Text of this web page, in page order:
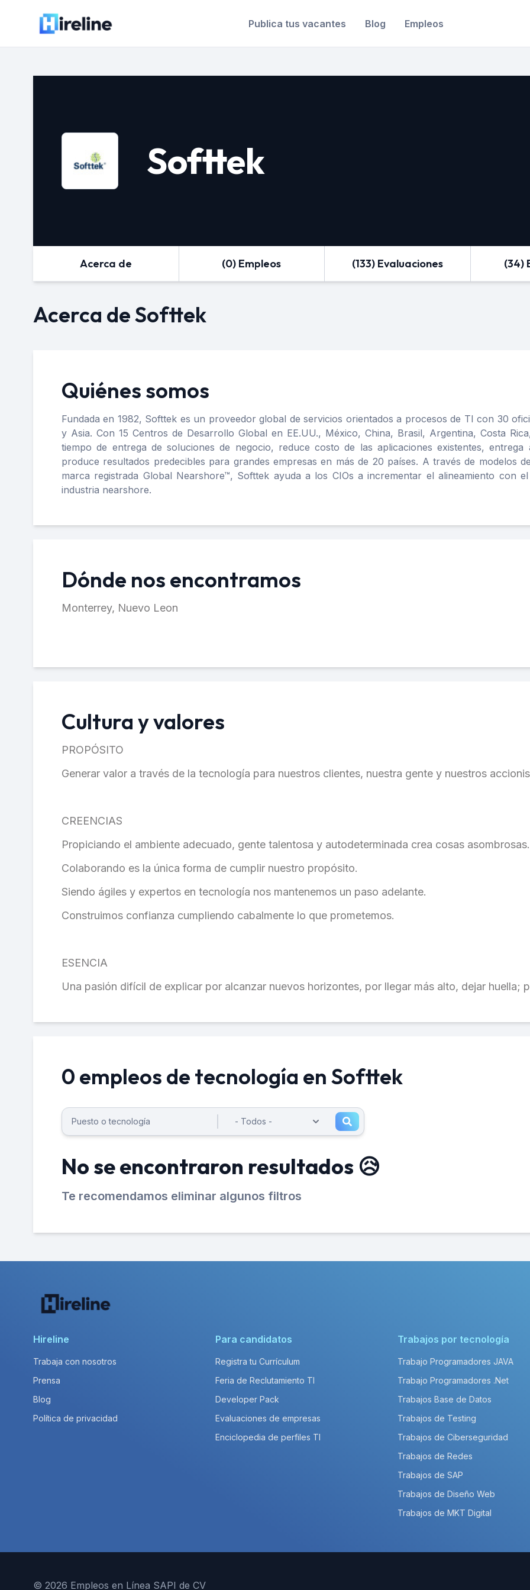
Publica tus vacantes Blog Empleos
Softtek
Acerca de (0) Empleos (133) Evaluaciones (34)
Acerca de Softtek
Quiénes somos
Fundada en 1982, Softtek es un proveedor global de servicios orientados a procesos de TI con 30
y Asia. Con 15 Centros de Desarrollo Global en EE.UU., México, China, Brasil, Argentina, Costa
tiempo de entrega de soluciones de negocio, reduce costo de las aplicaciones existentes,
produce resultados predecibles para grandes empresas en más de 20 países. A través de modelos
marca registrada Global Nearshore™, Softtek ayuda a los CIOs a incrementar el alineamiento con
industria nearshore.
Dónde nos encontramos
Monterrey, Nuevo Leon
Cultura y valores
PROPÓSITO
Generar valor a través de la tecnología para nuestros clientes, nuestra gente y nuestros
CREENCIAS
Propiciando el ambiente adecuado, gente talentosa y autodeterminada crea cosas asombrosas.
Colaborando es la única forma de cumplir nuestro propósito.
Siendo ágiles y expertos en tecnología nos mantenemos un paso adelante.
Construimos confianza cumpliendo cabalmente lo que prometemos.
ESENCIA
Una pasión difícil de explicar por alcanzar nuevos horizontes, por llegar más alto, dejar huella;
0 empleos de tecnología en Softtek
No se encontraron resultados 😥
Te recomendamos eliminar algunos filtros
Hireline
Trabaja con nosotros
Prensa
Blog
Política de privacidad
Para candidatos
Registra tu Currículum
Feria de Reclutamiento TI
Developer Pack
Evaluaciones de empresas
Enciclopedia de perfiles TI
Trabajos por tecnología
Trabajo Programadores JAVA
Trabajo Programadores .Net
Trabajos Base de Datos
Trabajos de Testing
Trabajos de Ciberseguridad
Trabajos de Redes
Trabajos de SAP
Trabajos de Diseño Web
Trabajos de MKT Digital
© 2026 Empleos en Línea SAPI de CV